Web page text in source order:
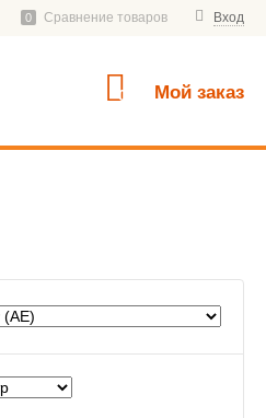
Вход
0 Сравнение товаров
0 Мой заказ